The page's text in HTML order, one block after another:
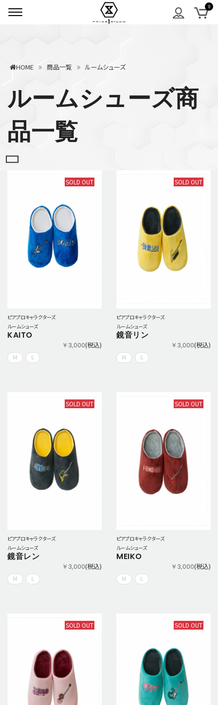
HOME 商品一覧 ルームシューズ
ルームシューズ商
品一覧
SOLD OUT
ピアプロキャラクターズ
ルームシューズ
KAITO
￥3,000(税込)
M L
SOLD OUT
ピアプロキャラクターズ
ルームシューズ
鏡音リン
￥3,000(税込)
M L
SOLD OUT
ピアプロキャラクターズ
ルームシューズ
鏡音レン
￥3,000(税込)
M L
SOLD OUT
ピアプロキャラクターズ
ルームシューズ
MEIKO
￥3,000(税込)
M L
SOLD OUT SOLD OUT